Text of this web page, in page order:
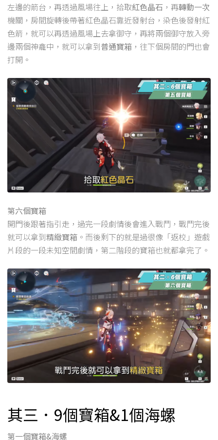
左邊的箭台，再透過風場往上，拾取紅色晶石 ，再轉動一次
機關，房間旋轉後帶著紅色晶石靠近發射台，染色後發射紅
色箭，就可以再透過風場上去拿御守，再將兩個御守放入旁
邊兩個神龕中，就可以拿到普通寶箱 ，往下個房間的門也會
打開。
第六個寶箱
開門後跟著指引走，過完一段劇情後會進入戰鬥，戰鬥完後
就可以拿到精緻寶箱 。而後剩下的就是過很像「返校」遊戲
片段的一段未知空間劇情，第二階段的寶箱也就都拿完了。
其三．9個寶箱&1個海螺
第一個寶箱&海螺